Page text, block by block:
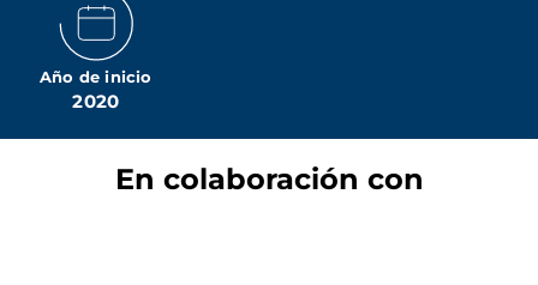
Año de inicio
2020
En colaboración con